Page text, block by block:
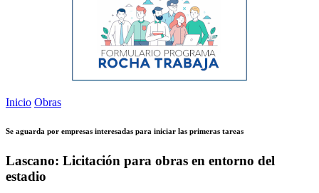
Inicio Obras
Se aguarda por empresas interesadas para iniciar las primeras tareas
Lascano: Licitación para obras en entorno del
estadio